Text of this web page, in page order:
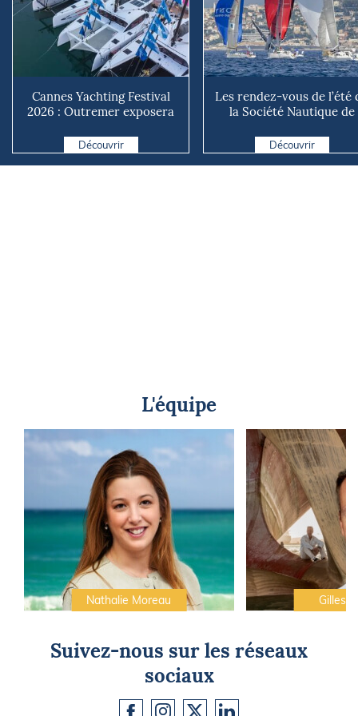
Cannes Yachting Festival
2026 : Outremer exposera
Découvrir
Les rendez-vous de l’été
la Société Nautique de
Découvrir
L'équipe
Nathalie Moreau Gilles
Suivez-nous sur les réseaux
sociaux